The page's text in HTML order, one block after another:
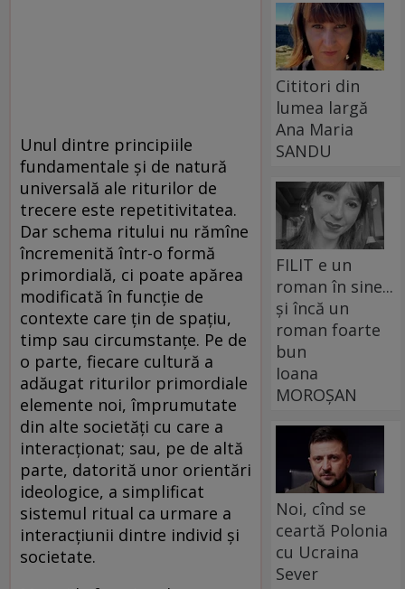
Unul dintre principiile
fundamentale şi de natură
universală ale riturilor de
trecere este repetitivitatea.
Dar schema ritului nu rămîne
încremenită într-o formă
primordială, ci poate apărea
modificată în funcţie de
contexte care ţin de spaţiu,
timp sau circumstanţe. Pe de
o parte, fiecare cultură a
adăugat riturilor primordiale
elemente noi, împrumutate
din alte societăţi cu care a
interacţionat; sau, pe de altă
parte, datorită unor orientări
ideologice, a simplificat
sistemul ritual ca urmare a
interacţiunii dintre individ şi
societate.
Cititori din
lumea largă
Ana Maria
SANDU
FILIT e un
roman în sine...
și încă un
roman foarte
bun
Ioana
MOROȘAN
Noi, cînd se
ceartă Polonia
cu Ucraina
Sever